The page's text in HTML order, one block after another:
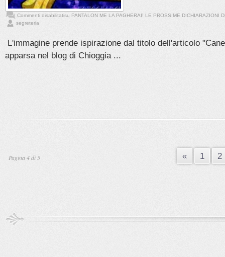
Commenti disabilitatisu PANTALON ME LA PAGHERAI! LE PROSSIME DICHIARAZIONI
segreteria
L'immagine prende ispirazione dal titolo dell'articolo
apparsa nel blog di Chioggia ...
Pagina 4 di 5 « 1 2